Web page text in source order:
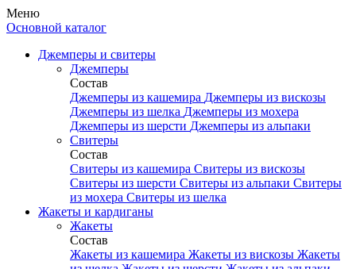
Меню
Основной каталог
Джемперы и свитеры
Джемперы
Состав
Джемперы из кашемира Джемперы из вискозы
Джемперы из шелка Джемперы из мохера
Джемперы из шерсти Джемперы из альпаки
Свитеры
Состав
Свитеры из кашемира Свитеры из вискозы
Свитеры из шерсти Свитеры из альпаки Свитеры
из мохера Свитеры из шелка
Жакеты и кардиганы
Жакеты
Состав
Жакеты из кашемира Жакеты из вискозы Жакеты